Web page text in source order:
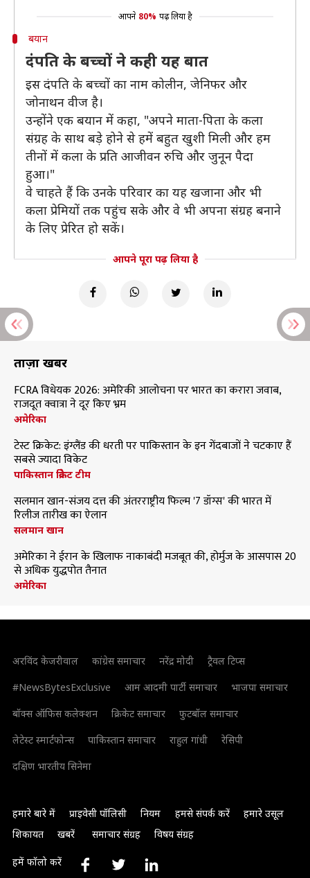
आपने 80% पढ़ लिया है
बयान
दंपति के बच्चों ने कही यह बात
इस दंपति के बच्चों का नाम कोलीन, जेनिफर और
जोनाथन वीज है।
उन्होंने एक बयान में कहा, "अपने माता-पिता के कला
संग्रह के साथ बड़े होने से हमें बहुत खुशी मिली और हम
तीनों में कला के प्रति आजीवन रुचि और जुनून पैदा
हुआ।"
वे चाहते हैं कि उनके परिवार का यह खजाना और भी
कला प्रेमियों तक पहुंच सके और वे भी अपना संग्रह बनाने
के लिए प्रेरित हो सकें।
आपने पूरा पढ़ लिया है
ताज़ा खबरें
FCRA विधेयक 2026: अमेरिकी आलोचना पर भारत का करारा जवाब,
राजदूत क्वात्रा ने दूर किए भ्रम
अमेरिका
टेस्ट क्रिकेट: इंग्लैंड की धरती पर पाकिस्तान के इन गेंदबाजों ने चटकाए हैं
सबसे ज्यादा विकेट
पाकिस्तान क्रिकेट टीम
सलमान खान-संजय दत्त की अंतरराष्ट्रीय फिल्म '7 डॉग्स' की भारत में
रिलीज तारीख का ऐलान
सलमान खान
अमेरिका ने ईरान के खिलाफ नाकाबंदी मजबूत की, होर्मुज के आसपास 20
से अधिक युद्धपोत तैनात
अमेरिका
अरविंद केजरीवाल कांग्रेस समाचार नरेंद्र मोदी
ट्रैवल टिप्स
#NewsBytesExclusive
आम आदमी पार्टी समाचार
भाजपा समाचार
बॉक्स ऑफिस कलेक्शन
क्रिकेट समाचार
फुटबॉल समाचार
लेटेस्ट स्मार्टफोन्स
पाकिस्तान समाचार राहुल गांधी
रेसिपी
दक्षिण भारतीय सिनेमा
हमारे बारे में प्राइवेसी पॉलिसी नियम हमसे संपर्क करें
हमारे उसूल
शिकायत
खबरें समाचार संग्रह विषय संग्रह
हमें फॉलो करें